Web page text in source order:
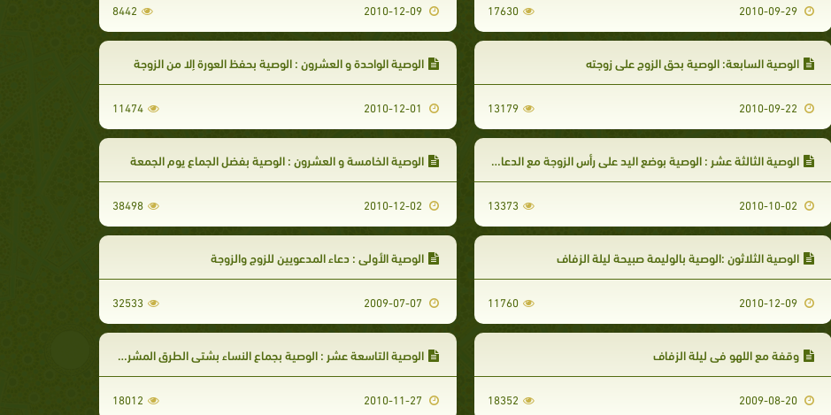
2010-09-29
17630
2010-12-09
8442
الوصية السابعة: الوصية بحق الزوج على زوجته
13179
الوصية الواحدة و العشرون : الوصية بحفظ العورة إلا من الزوجة
11474
الوصية الثالثة عشر : الوصية بوضع اليد على رأس الزوجة مع الدعاء لها
13373
الوصية الخامسة و العشرون : الوصية بفضل الجماع يوم الجمعة
38498
الوصية الثلاثون :الوصية بالوليمة صبيحة ليلة الزفاف
2010-12-09
11760
الوصية الأولى : دعاء المدعويين للزوج والزوجة
32533
وقفة مع اللهو في ليلة الزفاف
2009-08-20
18352
الوصية التاسعة عشر : الوصية بجماع النساء بشتى الطرق المشروعة
18012